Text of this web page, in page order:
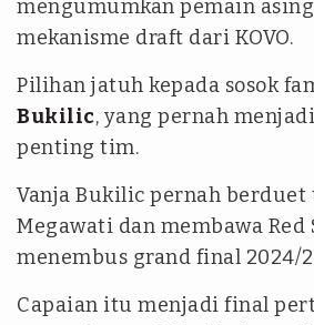
mengumumkan pemain
mekanisme draft dari KOVO.
Pilihan jatuh kepada sosok
Bukilic, yang pernah
penting tim.
Vanja Bukilic pernah berduet
Megawati dan membawa Red
menembus grand final 2024/
Capaian itu menjadi final